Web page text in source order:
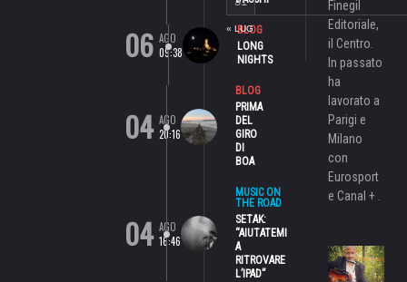
06 AGO
09:38
BLOG
LONG
NIGHTS
04 AGO
20:16
BLOG
PRIMA
DEL
GIRO
DI
BOA
04 AGO
16:46
MUSIC ON
THE ROAD
SETAK:
“AIUTATEMI
A
RITROVARE
L’IPAD”
« LUG
Finegil
Editoriale,
il Centro.
In passato
ha
lavorato a
Parigi e
Milano
con
Eurosport
e Canal + .